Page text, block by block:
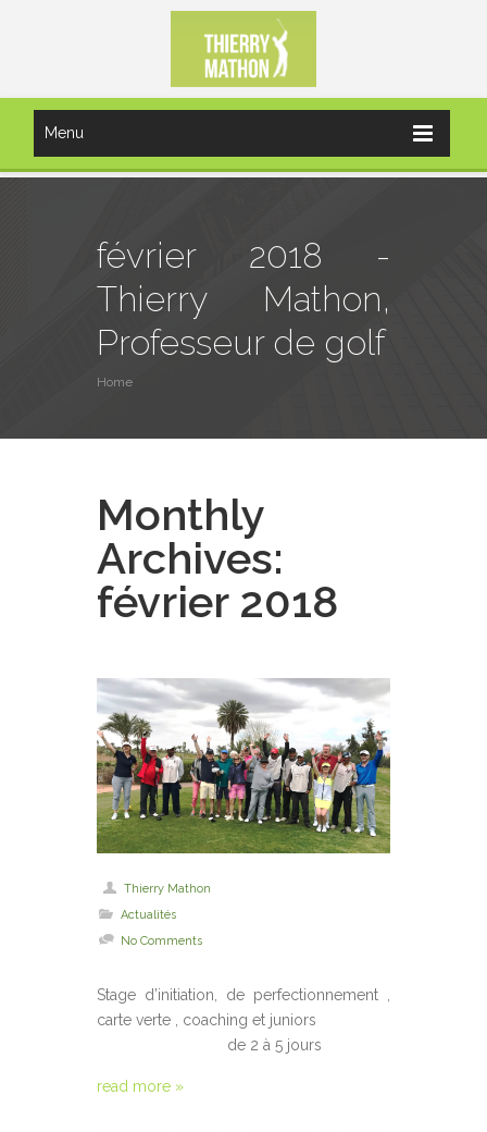
Menu
février 2018 -
Thierry Mathon,
Professeur de golf
Home
Monthly
Archives:
février 2018
Thierry Mathon
Actualités
No Comments
Stage d’initiation, de perfectionnement ,
carte verte , coaching et juniors
de 2 à 5 jours
read more »